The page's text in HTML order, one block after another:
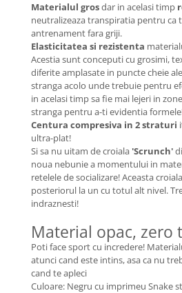
Materialul grosdar in acelasi timp
neutralizeaza transpiratia pentru ca
antrenament fara griji.
Elasticitatea si rezistenta
Acestia sunt conceputi cu grosimi,
diferite amplasate in puncte cheie
stranga acolo unde trebuie pentru
in acelasi timp sa fie mai lejeri in
stranga pentru a-ti evidentia
Centura compresiva in 2 straturi
ultra-plat!
Si sa nu uitam de croiala 'Scrunch'
noua nebunie a momentului in
retelele de socializare! Aceasta
posteriorul la un cu totul alt nivel.
indraznesti!
Material opac, zero
Poti face sport cu incredere!
atunci cand este intins, asa ca nu
cand te apleci
Culoare: Negru cu imprimeu Snake